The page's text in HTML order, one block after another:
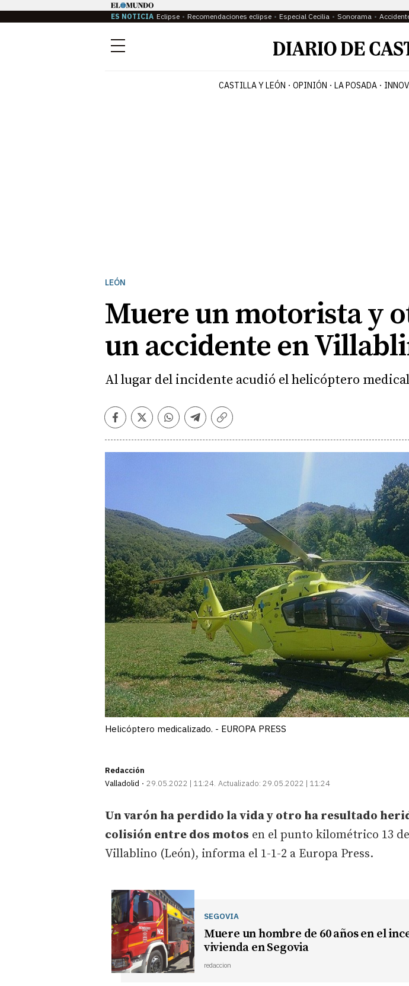
ES NOTICIA Eclipse Recomendaciones eclipse Especial Cecilia Sonorama
Menú
CASTILLA Y LEÓN OPINIÓN LA POSADA
LEÓN
Muere un motorista y
un accidente en
Al lugar del incidente acudió el helicóptero
Facebook
TwitterWhatsapp
Telegram
Copiar
Helicóptero medicalizado. - EUROPA PRESS
Redacción
Valladolid
29.05.2022 | 11:24 Actualizado: 29.05.2022 | 11:24
Un varón ha perdido la vida y otro ha resultado
colisión entre dos motos en el punto kilométrico 13
Villablino (León), informa el 1-1-2 a Europa Press.
SEGOVIA
Muere un hombre de 60 años en el
vivienda en Segovia
redaccion